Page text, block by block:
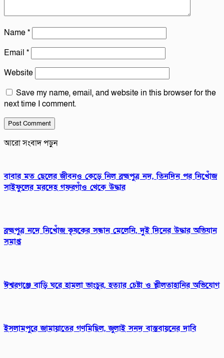
Name*
Email *
Website
Save my name, email, and website in this browser for the
next time I comment.
আরো সংবাদ পড়ুন
বাবার মত ছেলের জীবনও কেড়ে নিল ব্রহ্মপুত্র নদ, তিনদিন পর নিখোঁজ
সাইফুলের মরদেহ গফরগাঁও থেকে উদ্ধার
ব্রহ্মপুত্র নদে নিখোঁজ কৃষকের সন্ধান মেলেনি, দুই দিনের উদ্ধার অভিযান
সমাপ্ত
ঈশ্বরগঞ্জে বাড়ি ঘরে হামলা ভাংচুর, হত্যার চেষ্টা ও শ্লীলতাহানির অভিযোগ
ইসলামপুরে জামায়াতের গণমিছিল, জুলাই সনদ বাস্তবায়নের দাবি